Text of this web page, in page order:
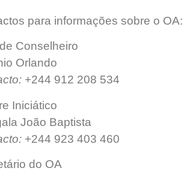
para informações sobre o OA:
Conselheiro
Orlando
+244 912 208 534
Iniciático
João Baptista
+244 923 403 460
do OA